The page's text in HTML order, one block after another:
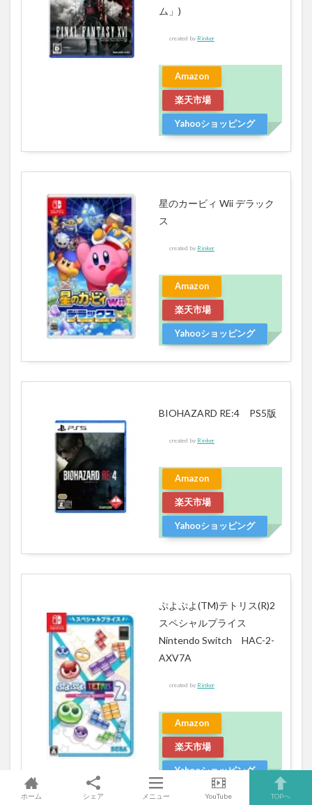
ム」)
created by Rinker
Amazon
楽天市場
Yahooショッピング
星のカービィ Wii デラック
ス
created by Rinker
Amazon
楽天市場
Yahooショッピング
BIOHAZARD RE:4 PS5版
created by Rinker
Amazon
楽天市場
Yahooショッピング
ぷよぷよ(TM)テトリス(R)2
スペシャルプライス
Nintendo Switch HAC-2-
AXV7A
created by Rinker
Amazon
楽天市場
Yahooショッピング
ホーム シェア メニュー YouTube TOPへ